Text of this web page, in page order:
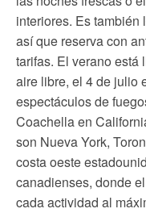
interiores. Es también
así que reserva con
tarifas. El verano está
aire libre, el 4 de julio
espectáculos de
Coachella en
son Nueva York,
costa oeste
canadienses, donde
cada actividad al